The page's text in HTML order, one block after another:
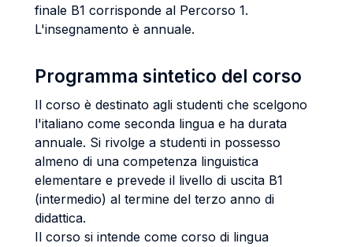
finale B1 corrisponde al Percorso 1.
L'insegnamento è annuale.
Programma sintetico del corso
Il corso è destinato agli studenti che scelgono
l'italiano come seconda lingua e ha durata
annuale. Si rivolge a studenti in possesso
almeno di una competenza linguistica
elementare e prevede il livello di uscita B1
(intermedio) al termine del terzo anno di
didattica.
Il corso si intende come corso di lingua